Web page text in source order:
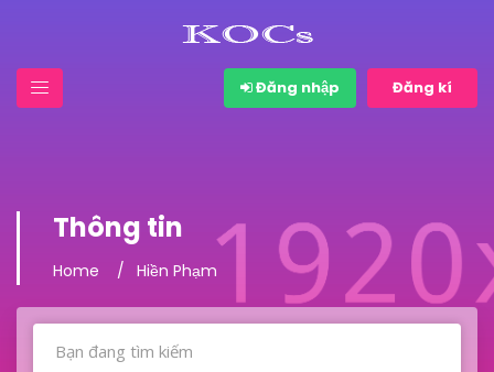
Đăng nhập Đăng kí
Thông tin
Home Hiền Phạm